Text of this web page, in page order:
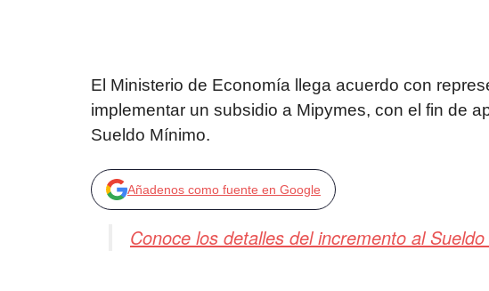
El Ministerio de Economía llega acuerdo con
implementar un subsidio a Mipymes, con el fin de
Sueldo Mínimo.
Añadenos como fuente en Google
Conoce los detalles del incremento al